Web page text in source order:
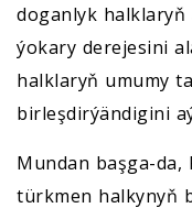
doganlyk halklaryň
ýokary derejesini
halklaryň umumy
birleşdirýändigini
Mundan başga-
türkmen halkynyň